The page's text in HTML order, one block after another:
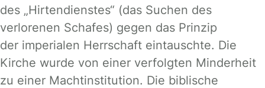
des „Hirtendienstes“ (das Suchen des
verlorenen Schafes) gegen das Prinzip
der imperialen Herrschaft eintauschte. Die
Kirche wurde von einer verfolgten Minderheit
zu einer Machtinstitution. Die biblische